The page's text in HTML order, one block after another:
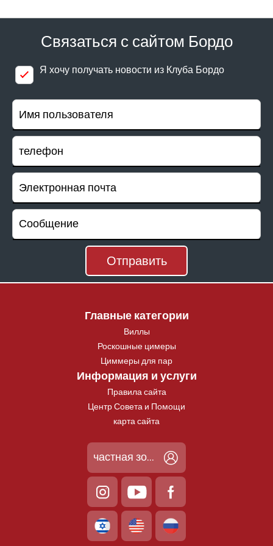
Связаться с сайтом Бордо
Я хочу получать новости из Клуба Бордо
Главные категории
Виллы
Роскошные цимеры
Циммеры для пар
Информация и услуги
Правила сайта
Центр Совета и Помощи
карта сайта
частная зона